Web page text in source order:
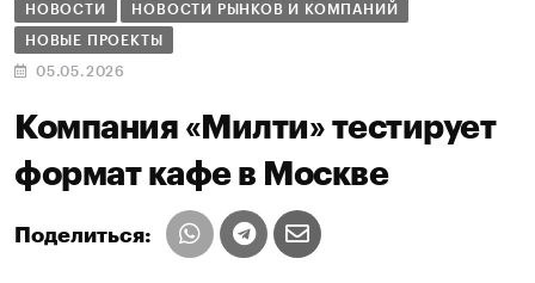
НОВОСТИ НОВОСТИ РЫНКОВ И КОМПАНИЙ
НОВЫЕ ПРОЕКТЫ
05.05.2026
Компания «Милти» тестирует
формат кафе в Москве
Поделиться: